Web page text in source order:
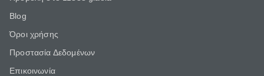
Blog
Όροι χρήσης
Προστασία Δεδομένων
Επικοινωνία